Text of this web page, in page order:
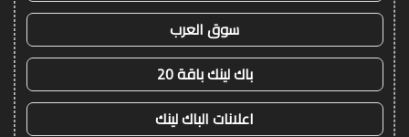
سوق العرب
باك لينك باقة 20
اعلانات الباك لينك